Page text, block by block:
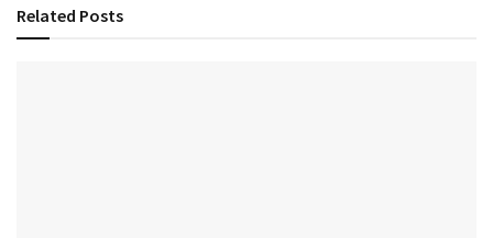
Related Posts